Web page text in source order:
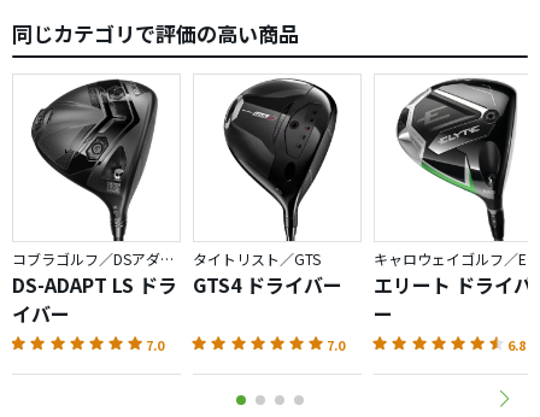
度ぐらいでちょうど良いと思います。古いクラブですが飛
距離性能は今だ現役ではないかと思いました。
同じカテゴリで評価の高い商品
コブラゴルフ／DSアダプト
DS-ADAPT LS ドラ
イバー
7.0
タイトリスト／GTS
GTS4 ドライバー
7.0
エリート ドライバ
ー
6.8